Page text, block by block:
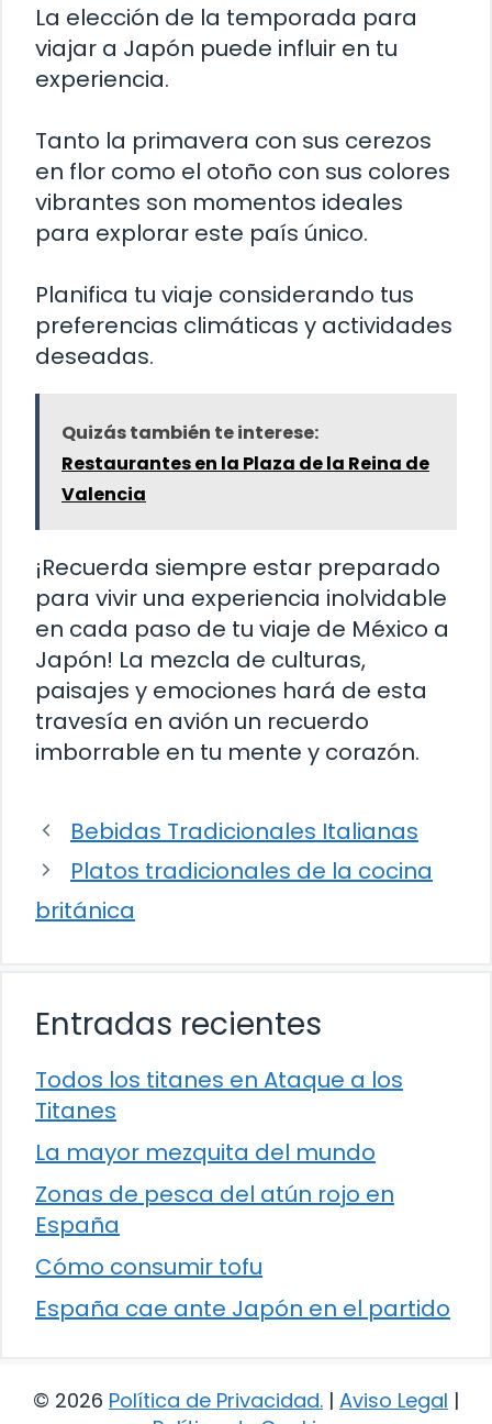
La elección de la temporada para
viajar a Japón puede influir en tu
experiencia.
Tanto la primavera con sus cerezos
en flor como el otoño con sus colores
vibrantes son momentos ideales
para explorar este país único.
Planifica tu viaje considerando tus
preferencias climáticas y actividades
deseadas.
Quizás también te interese:
Restaurantes en la Plaza de la Reina de
Valencia
¡Recuerda siempre estar preparado
para vivir una experiencia inolvidable
en cada paso de tu viaje de México a
Japón! La mezcla de culturas,
paisajes y emociones hará de esta
travesía en avión un recuerdo
imborrable en tu mente y corazón.
Bebidas Tradicionales Italianas
Platos tradicionales de la cocina
británica
Entradas recientes
Todos los titanes en Ataque a los
Titanes
La mayor mezquita del mundo
Zonas de pesca del atún rojo en
España
Cómo consumir tofu
España cae ante Japón en el partido
© 2026 Política de Privacidad. | Aviso Legal |